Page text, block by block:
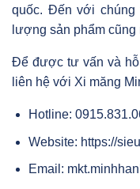
quốc. Đến với chúng
lượng sản phẩm
Để được tư vấn và
liên hệ với Xi măng
Hotline:
Website: https://
Email: